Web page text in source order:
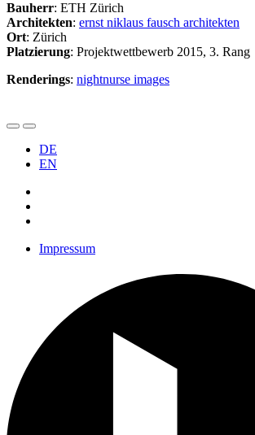
Bauherr: ETH Zürich
Architekten: ernst niklaus fausch architekten
Ort: Zürich
Platzierung: Projektwettbewerb 2015, 3. Rang
Renderings: nightnurse images
DE
EN
Impressum